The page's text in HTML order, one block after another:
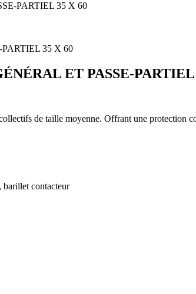
PARTIEL 35 X 60
ET PASSE-PARTIEL
de taille moyenne. Offrant une protection
barillet contacteur